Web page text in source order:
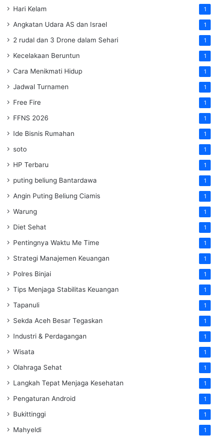
Hari Kelam 1
Angkatan Udara AS dan Israel 1
2 rudal dan 3 Drone dalam Sehari 1
Kecelakaan Beruntun 1
Cara Menikmati Hidup 1
Jadwal Turnamen 1
Free Fire 1
FFNS 2026 1
Ide Bisnis Rumahan 1
soto 1
HP Terbaru 1
puting beliung Bantardawa 1
Angin Puting Beliung Ciamis 1
Warung 1
Diet Sehat 1
Pentingnya Waktu Me Time 1
Strategi Manajemen Keuangan 1
Polres Binjai 1
Tips Menjaga Stabilitas Keuangan 1
Tapanuli 1
Sekda Aceh Besar Tegaskan 1
Industri & Perdagangan 1
Wisata 1
Olahraga Sehat 1
Langkah Tepat Menjaga Kesehatan 1
Pengaturan Android 1
Bukittinggi 1
Mahyeldi 1